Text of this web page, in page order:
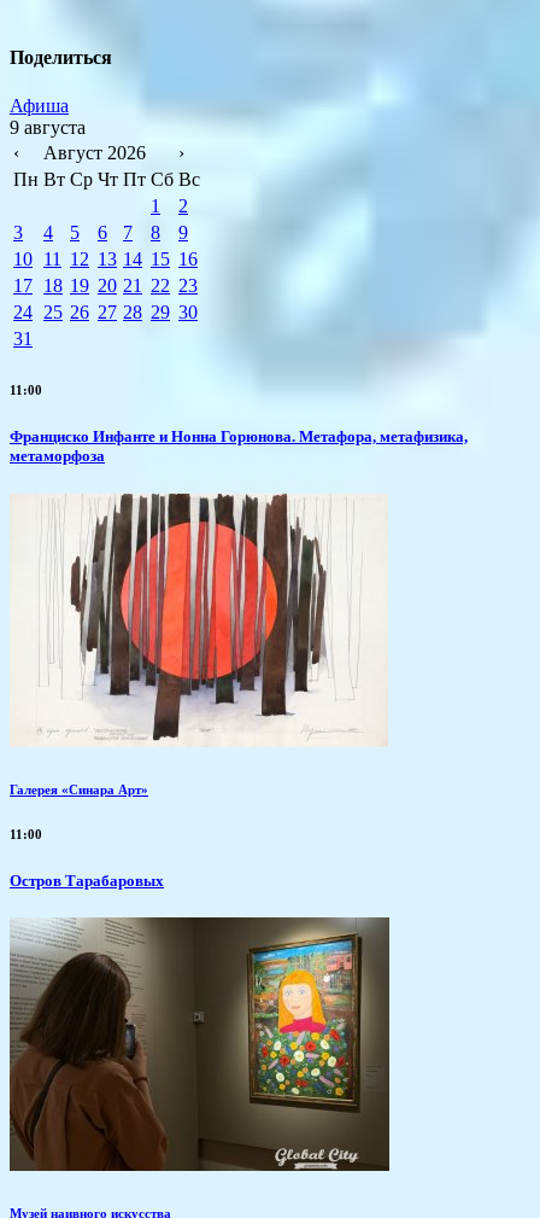
Поделиться
Афиша
9 августа
‹
Август 2026
›
Пн Вт Ср Чт Пт Сб Вс
1
2
3
4 5 6 7 8
9
10 11 12 13 14 15 16
17 18 19 20 21 22 23
24 25 26 27 28 29 30
31
11:00
Франциско Инфанте и Нонна Горюнова. Метафора, метафизика,
метаморфоза
Галерея «Синара Арт»
11:00
Остров Тарабаровых
Музей наивного искусства